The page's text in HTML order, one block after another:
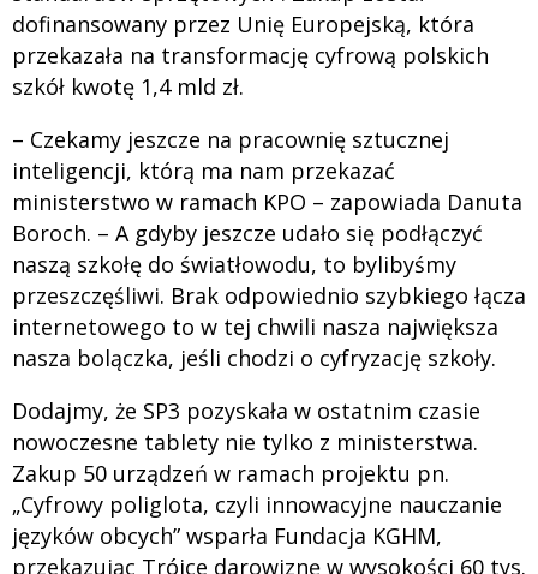
dofinansowany przez Unię Europejską, która
przekazała na transformację cyfrową polskich
szkół kwotę 1,4 mld zł.
– Czekamy jeszcze na pracownię sztucznej
inteligencji, którą ma nam przekazać
ministerstwo w ramach KPO – zapowiada Danuta
Boroch. – A gdyby jeszcze udało się podłączyć
naszą szkołę do światłowodu, to bylibyśmy
przeszczęśliwi. Brak odpowiednio szybkiego łącza
internetowego to w tej chwili nasza największa
nasza bolączka, jeśli chodzi o cyfryzację szkoły.
Dodajmy, że SP3 pozyskała w ostatnim czasie
nowoczesne tablety nie tylko z ministerstwa.
Zakup 50 urządzeń w ramach projektu pn.
„Cyfrowy poliglota, czyli innowacyjne nauczanie
języków obcych” wsparła Fundacja KGHM,
przekazując Trójce darowiznę w wysokości 60 tys.